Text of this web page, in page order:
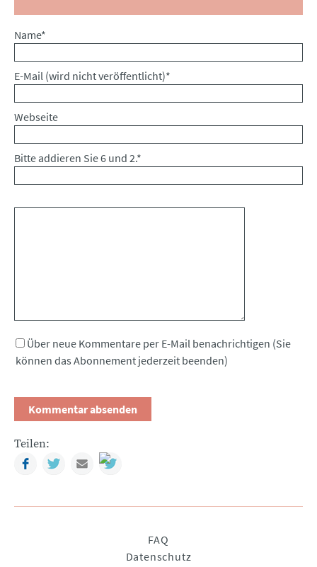
Pflichtfeld
Name*
Pflichtfeld
E-Mail (wird nicht veröffentlicht)*
Webseite
Bitte addieren Sie 6 und 2.*
Über neue Kommentare per E-Mail benachrichtigen (Sie
können das Abonnement jederzeit beenden)
Teilen:
FacebookTwitterMail
FAQ
Datenschutz